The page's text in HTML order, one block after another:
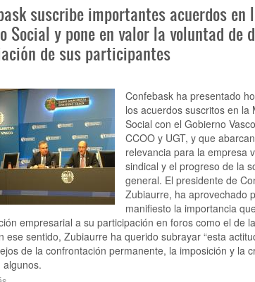
la
escasez
de
talento
en
no
podrá
solucionarse
sin
contar
con
las
suscribe importantes acuerdos en
Social y pone en valor la voluntad de
de sus participantes
Confebask ha presentado
los acuerdos suscritos en la
Social con el Gobierno
CCOO y UGT, y que
relevancia para la empresa
sindical y el progreso de la
general. El presidente de
Zubiaurre, ha aprovechado
manifiesto la importancia
empresarial a su participación en foros como el de
ese sentido, Zubiaurre ha querido subrayar “esta
de la confrontación permanente, la imposición y la
algunos.